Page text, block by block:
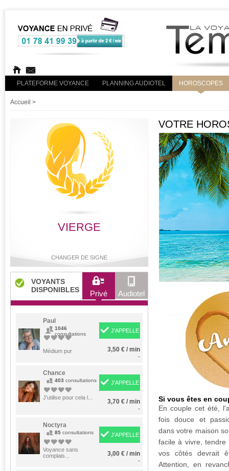
PLATEFORME VOYANCE PLANNING AUDIOTEL HOROSCOPES
Accueil >
VIERGE
CHANGER DE SIGNE
Bélier Taureau Gémeaux Cancer
Lion Vierge Scorpion
Sagittaire Capricorne Verseau
VOYANTS
DISPONIBLES
Privé Audiotel
Paul
1046
consultations
Médium pur
J'APPELLE
3,50 € / min
-
Chance
403 consultations
J'utilise pour cela l...
J'APPELLE
3,70 € / min
-
Noctyra
85 consultations
Voyance sans
complais...
J'APPELLE
3,00 € / min
-
VOTRE
Si vous êtes en
En couple cet été,
fois douce et
dans votre maison
facile à vivre,
vos côtés devrait
Attention, en